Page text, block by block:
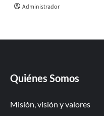
Administrador
Quiénes Somos
Misión, visión y valores